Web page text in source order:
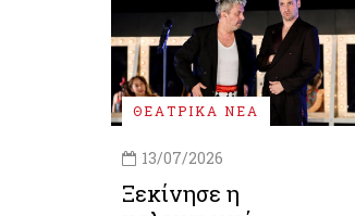
ΘΕΑΤΡΙΚΑ ΝΕΑ
13/07/2026
Ξεκίνησε η